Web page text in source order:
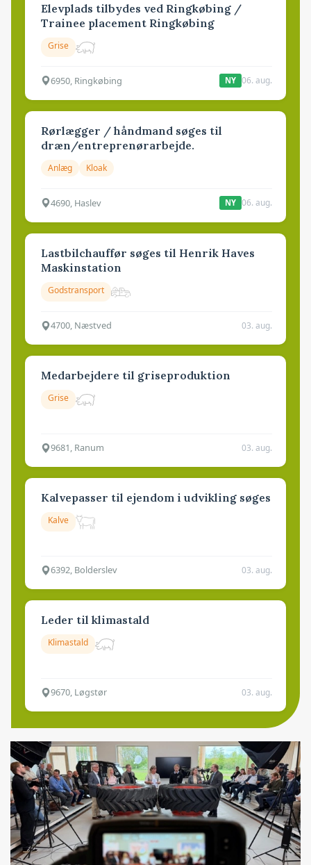
Elevplads tilbydes ved Ringkøbing /
Trainee placement Ringkøbing
Grise
6950, Ringkøbing NY 06. aug.
Rørlægger / håndmand søges til
dræn/entreprenørarbejde.
Anlæg Kloak
4690, Haslev NY 06. aug.
Lastbilchauffør søges til Henrik Haves
Maskinstation
Godstransport
4700, Næstved 03. aug.
Medarbejdere til griseproduktion
Grise
9681, Ranum 03. aug.
Kalvepasser til ejendom i udvikling søges
Kalve
6392, Bolderslev 03. aug.
Leder til klimastald
Klimastald
9670, Løgstør 03. aug.